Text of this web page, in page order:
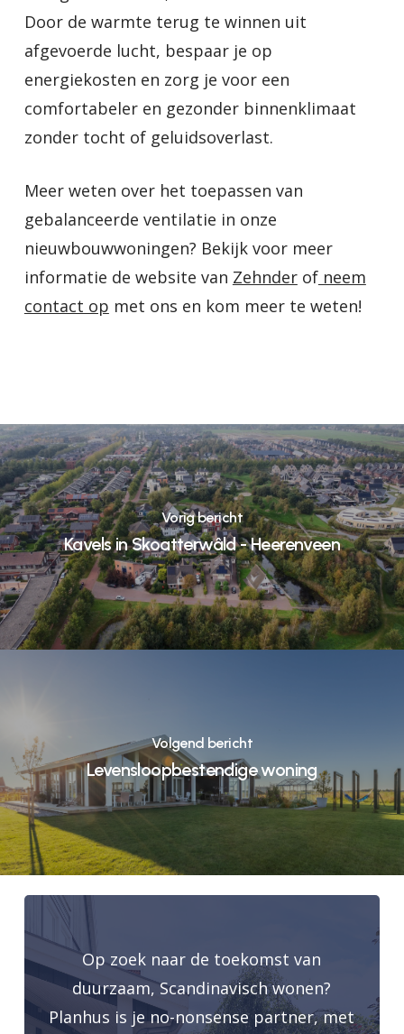
Door de warmte terug te winnen uit
afgevoerde lucht, bespaar je op
energiekosten en zorg je voor een
comfortabeler en gezonder binnenklimaat
zonder tocht of geluidsoverlast.
Meer weten over het toepassen van
gebalanceerde ventilatie in onze
nieuwbouwwoningen? Bekijk voor meer
informatie de website van Zehnderofneem
contact op met ons en kom meer te weten!
Vorig bericht
Kavels in Skoatterwâld - Heerenveen
Volgend bericht
Levensloopbestendige woning
Op zoek naar de toekomst van
duurzaam, Scandinavisch wonen?
Planhus is je no-nonsense partner, met